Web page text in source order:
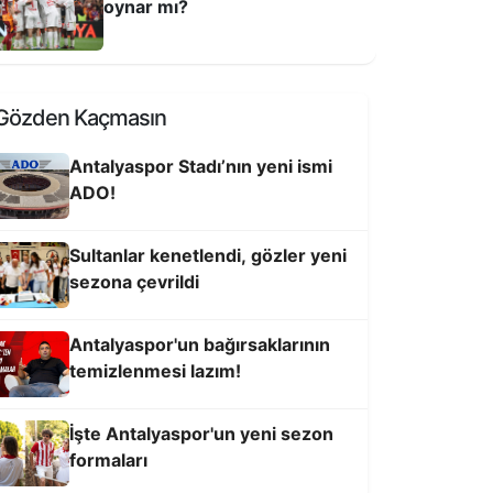
Antalyaspor’un unutulmaz başkanları arasında yerini
suskunluğunu 7 Numara YouTube kanalına bozdu.
ücretsiz buz pateni eğitimi
oynar mı?
Kaçmasın
Antalyaspor Stadı’nın yeni ismi
ADO!
Sultanlar kenetlendi, gözler yeni
sezona çevrildi
Antalyaspor'un bağırsaklarının
temizlenmesi lazım!
İşte Antalyaspor'un yeni sezon
formaları